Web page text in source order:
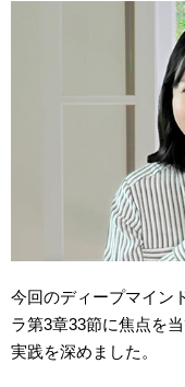
今回のディープマイン
ラ第3章33節に焦点を
実践を深めました。